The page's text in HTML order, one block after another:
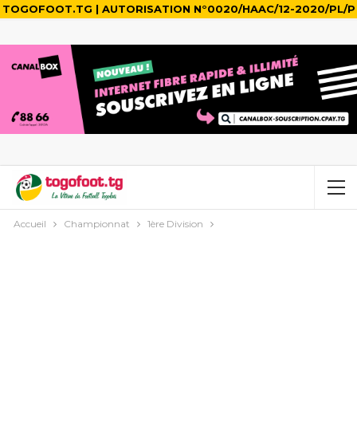
TOGOFOOT.TG | AUTORISATION N°0020/HAAC/12-2020/PL/P
Accueil Championnat 1ère Division